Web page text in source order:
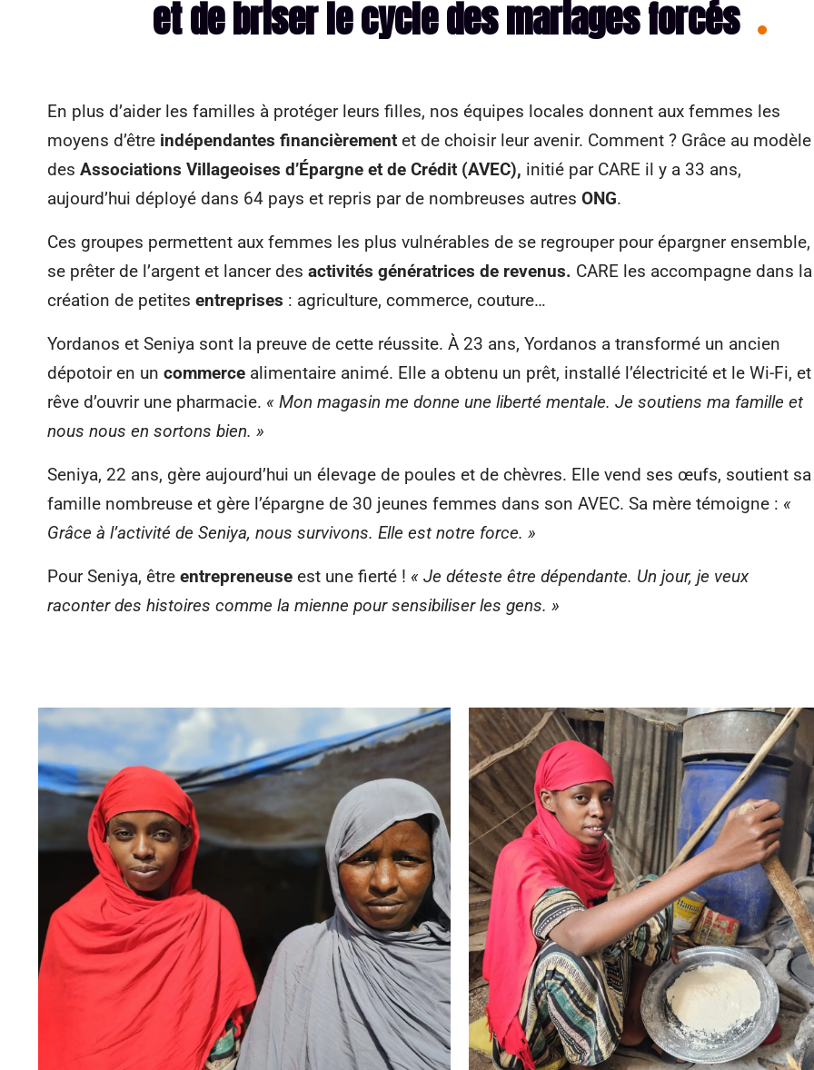
et de briser le cycle des mariages forcés
En plus d’aider les familles à protéger leurs filles, nos équipes locales donnent aux femmes les
moyens d’être indépendantes financièrement et de choisir leur avenir. Comment ? Grâce au modèle
des Associations Villageoises d’Épargne et de Crédit (AVEC), initié par CARE il y a 33 ans,
aujourd’hui déployé dans 64 pays et repris par de nombreuses autres ONG.
Ces groupes permettent aux femmes les plus vulnérables de se regrouper pour épargner ensemble,
se prêter de l’argent et lancer des activités génératrices de revenus. CARE les accompagne dans la
création de petites entreprises : agriculture, commerce, couture…
Yordanos et Seniya sont la preuve de cette réussite. À 23 ans, Yordanos a transformé un ancien
dépotoir en un commerce alimentaire animé. Elle a obtenu un prêt, installé l’électricité et le Wi-Fi, et
rêve d’ouvrir une pharmacie. « Mon magasin me donne une liberté mentale. Je soutiens ma famille et
nous nous en sortons bien. »
Seniya, 22 ans, gère aujourd’hui un élevage de poules et de chèvres. Elle vend ses œufs, soutient sa
famille nombreuse et gère l’épargne de 30 jeunes femmes dans son AVEC. Sa mère témoigne : «
Grâce à l’activité de Seniya, nous survivons. Elle est notre force. »
Pour Seniya, être entrepreneuse est une fierté ! « Je déteste être dépendante. Un jour, je veux
raconter des histoires comme la mienne pour sensibiliser les gens. »